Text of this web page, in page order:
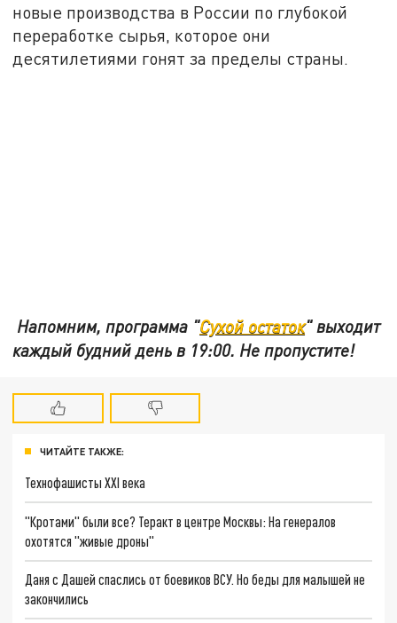
новые производства в России по глубокой
переработке сырья, которое они
десятилетиями гонят за пределы страны.
Напомним, программа "Сухой остаток" выходит
каждый будний день в 19:00. Не пропустите!
ЧИТАЙТЕ ТАКЖЕ:
Технофашисты XXI века
"Кротами" были все? Теракт в центре Москвы: На генералов
охотятся "живые дроны"
Даня с Дашей спаслись от боевиков ВСУ. Но беды для малышей не
закончились